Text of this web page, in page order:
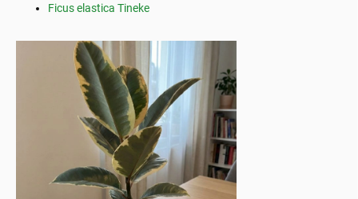
Ficus elastica Tineke